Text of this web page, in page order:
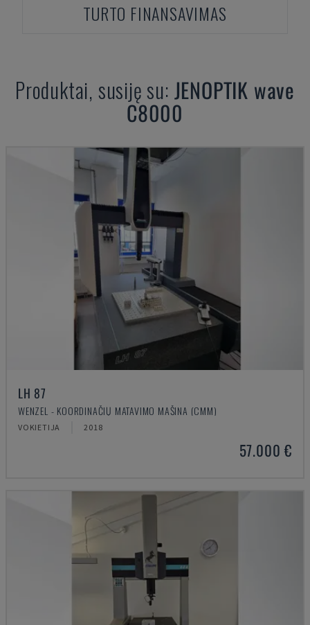
TURTO FINANSAVIMAS
Produktai, susiję su: JENOPTIK wave
C8000
LH 87
WENZEL - KOORDINAČIŲ MATAVIMO MAŠINA (CMM)
VOKIETIJA 2018
57.000 €